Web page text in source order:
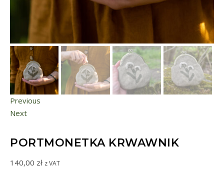
Previous
Next
PORTMONETKA KRWAWNIK
140,00 zł z VAT